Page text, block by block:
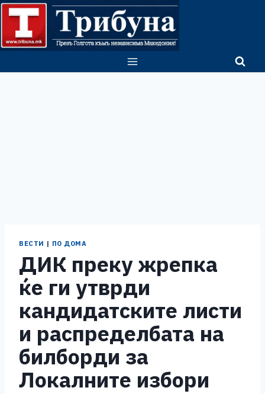
Skip
content
ВЕСТИ | ПО ДОМА
ДИК преку жрепка
ќе ги утврди
кандидатските листи
и распределбата на
билборди за
Локалните избори